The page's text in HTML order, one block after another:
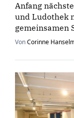
Anfang
und Ludothek
gemeinsamen
VonCorinne